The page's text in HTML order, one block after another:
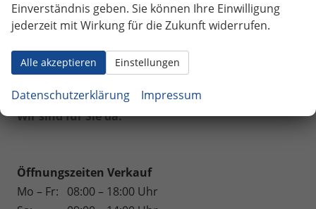
Geparkte Fahrzeuge ( )
Anmelden
Wir sind für Sie da.
Öffnungszeiten Verkauf
Mo – Fr: 08:00 – 18:00 Uhr
Einverständnis geben. Sie können Ihre Einwilligung
jederzeit mit Wirkung für die Zukunft widerrufen.
Alle akzeptieren Einstellungen
Datenschutzerklärung Impressum